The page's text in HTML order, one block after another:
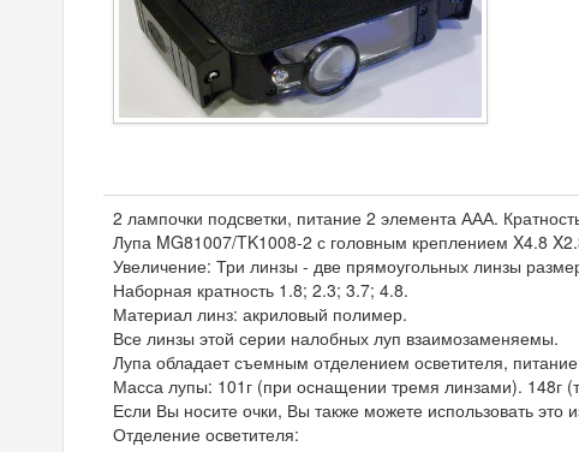
2 лампочки подсветки, питание 2 элемента ААА.
Лупа MG81007/TK1008-2 с головным креплением X4.8
Увеличение: Три линзы - две прямоугольных линзы
Наборная кратность 1.8; 2.3; 3.7; 4.8.
Материал линз: акриловый полимер.
Все линзы этой серии налобных луп взаимозаменяемы.
Лупа обладает съемным отделением осветителя,
Масса лупы: 101г (при оснащении тремя линзами). 148г
Если Вы носите очки, Вы также можете использовать это
Отделение осветителя: